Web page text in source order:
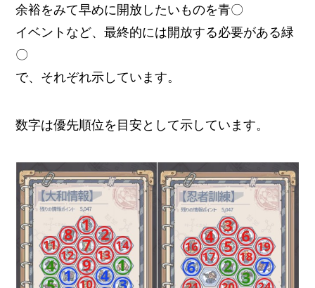
余裕をみて早めに開放したいものを青〇
イベントなど、最終的には開放する必要がある緑
〇
で、それぞれ示しています。
数字は優先順位を目安として示しています。